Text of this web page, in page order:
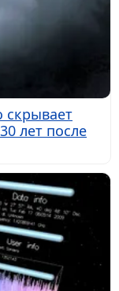
скрывает
лет после